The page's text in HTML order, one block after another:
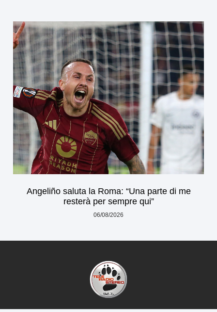
Angeliño saluta la Roma: “Una parte di me
resterà per sempre qui”
06/08/2026